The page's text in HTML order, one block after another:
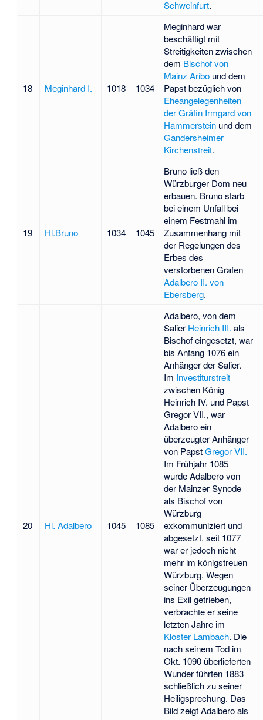
Schweinfurt.
18 Meginhard I. 1018 1034
Meginhard war
beschäftigt mit
Streitigkeiten zwischen
dem Bischof von
Mainz Aribound dem
Papst bezüglich von
Eheangelegenheiten
der Gräfin Irmgard von
Hammersteinund dem
Gandersheimer
Kirchenstreit.
19 Hl.Bruno 1034 1045
Bruno ließ den
Würzburger Dom neu
erbauen. Bruno starb
bei einem Unfall bei
einem Festmahl im
Zusammenhang mit
der Regelungen des
Erbes des
verstorbenen Grafen
Adalbero II. von
Ebersberg.
20 Hl. Adalbero 1045 1085
Adalbero, von dem
Salier Heinrich III. als
Bischof eingesetzt, war
bis Anfang 1076 ein
Anhänger der Salier.
Im Investiturstreit
zwischen König
Heinrich IV. und Papst
Gregor VII., war
Adalbero ein
überzeugter Anhänger
von PapstGregor VII.
Im Frühjahr 1085
wurde Adalbero von
der Mainzer Synode
als Bischof von
Würzburg
exkommuniziert und
abgesetzt, seit 1077
war er jedoch nicht
mehr im königstreuen
Würzburg. Wegen
seiner Überzeugungen
ins Exil getrieben,
verbrachte er seine
letzten Jahre im
Kloster Lambach. Die
nach seinem Tod im
Okt. 1090 überlieferten
Wunder führten 1883
schließlich zu seiner
Heiligsprechung. Das
Bild zeigt Adalbero als